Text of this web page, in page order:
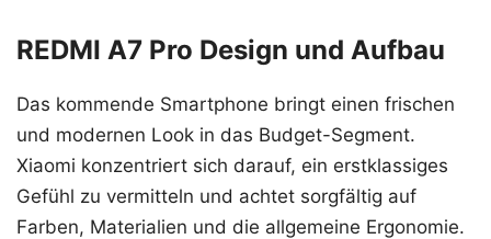
REDMI A7 Pro Design und Aufbau
Das kommende Smartphone bringt einen frischen
und modernen Look in das Budget-Segment.
Xiaomi konzentriert sich darauf, ein erstklassiges
Gefühl zu vermitteln und achtet sorgfältig auf
Farben, Materialien und die allgemeine Ergonomie.